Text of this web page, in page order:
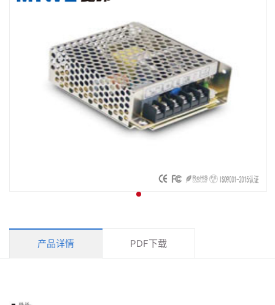
产品详情 PDF下载